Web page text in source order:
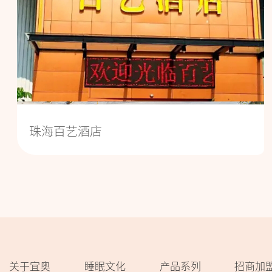
珠海百艺酒店
关于宜奥 睡眠文化 产品系列 招商加